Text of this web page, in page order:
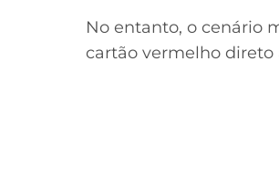
No entanto, o cenário
cartão vermelho direto